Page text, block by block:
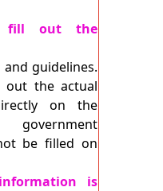
fill out the
guidelines.
out the actual
on the
government
be filled on
is